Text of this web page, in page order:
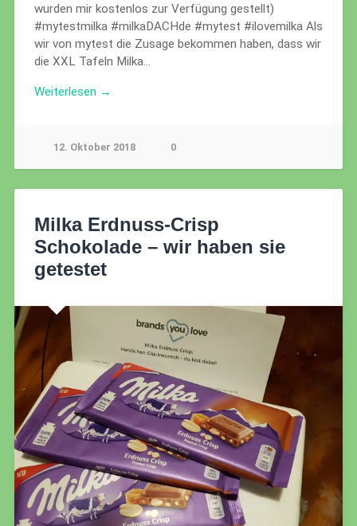
wurden mir kostenlos zur Verfügung gestellt)
#mytestmilka #milkaDACHde #mytest #ilovemilka Als
wir von mytest die Zusage bekommen haben, dass wir
die XXL Tafeln Milka…
Weiterlesen →
12. Oktober 2018 0
Milka Erdnuss-Crisp
Schokolade – wir haben sie
getestet